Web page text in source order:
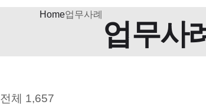
Home업무사례
업무사
전체 1,657